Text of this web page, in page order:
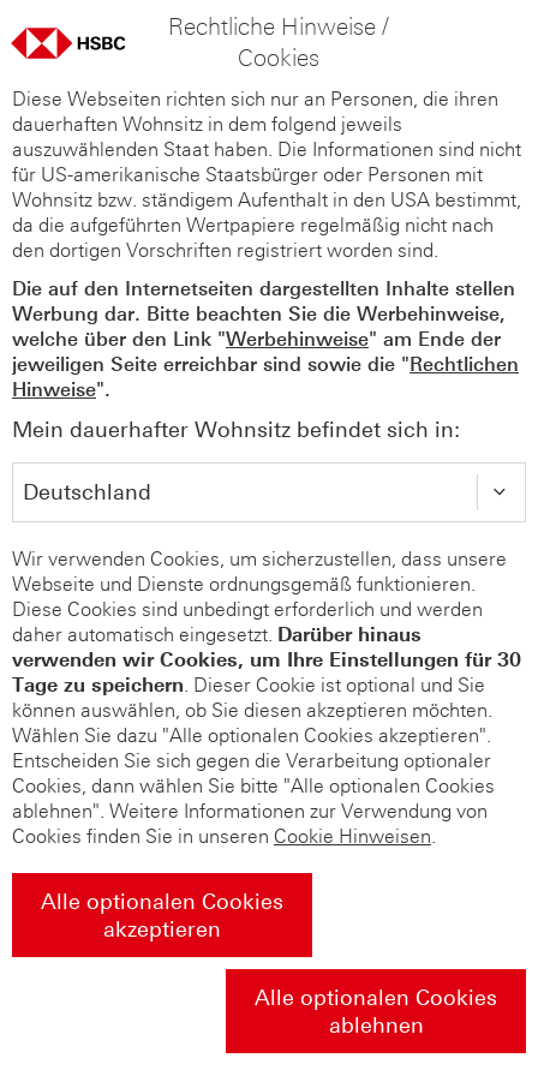
Rechtliche Hinweise /
Cookies
Diese Webseiten richten sich nur an Personen, die ihren
dauerhaften Wohnsitz in dem folgend jeweils
auszuwählenden Staat haben. Die Informationen sind nicht
für US-amerikanische Staatsbürger oder Personen mit
Wohnsitz bzw. ständigem Aufenthalt in den USA bestimmt,
da die aufgeführten Wertpapiere regelmäßig nicht nach
den dortigen Vorschriften registriert worden sind.
Die auf den Internetseiten dargestellten Inhalte stellen
Werbung dar. Bitte beachten Sie die Werbehinweise,
welche über den Link "Werbehinweise" am Ende der
jeweiligen Seite erreichbar sind sowie die "Rechtlichen
Hinweise".
Mein dauerhafter Wohnsitz befindet sich in:
Wir verwenden Cookies, um sicherzustellen, dass unsere
Webseite und Dienste ordnungsgemäß funktionieren.
Diese Cookies sind unbedingt erforderlich und werden
daher automatisch eingesetzt. Darüber hinaus
verwenden wir Cookies, um Ihre Einstellungen für 30
Tage zu speichern. Dieser Cookie ist optional und Sie
können auswählen, ob Sie diesen akzeptieren möchten.
Wählen Sie dazu "Alle optionalen Cookies akzeptieren".
Entscheiden Sie sich gegen die Verarbeitung optionaler
Cookies, dann wählen Sie bitte "Alle optionalen Cookies
ablehnen". Weitere Informationen zur Verwendung von
Cookies finden Sie in unseren Cookie Hinweisen.
Alle optionalen Cookies
akzeptieren
Alle optionalen Cookies
ablehnen